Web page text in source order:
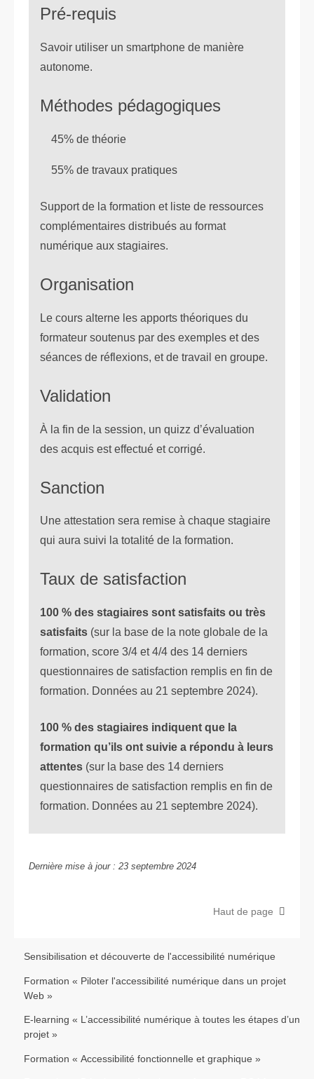
Pré-requis
Savoir utiliser un smartphone de manière
autonome.
Méthodes pédagogiques
45% de théorie
55% de travaux pratiques
Support de la formation et liste de ressources
complémentaires distribués au format
numérique aux stagiaires.
Organisation
Le cours alterne les apports théoriques du
formateur soutenus par des exemples et des
séances de réflexions, et de travail en groupe.
Validation
À la fin de la session, un quizz d’évaluation
des acquis est effectué et corrigé.
Sanction
Une attestation sera remise à chaque stagiaire
qui aura suivi la totalité de la formation.
Taux de satisfaction
100 % des stagiaires sont satisfaits ou très
satisfaits (sur la base de la note globale de la
formation, score 3/4 et 4/4 des 14 derniers
questionnaires de satisfaction remplis en fin de
formation. Données au 21 septembre 2024).
100 % des stagiaires indiquent que la
formation qu’ils ont suivie a répondu à leurs
attentes (sur la base des 14 derniers
questionnaires de satisfaction remplis en fin de
formation. Données au 21 septembre 2024).
Dernière mise à jour : 23 septembre 2024
Haut de page
Sensibilisation et découverte de l'accessibilité numérique
Formation « Piloter l'accessibilité numérique dans un projet
Web »
E-learning « L’accessibilité numérique à toutes les étapes d’un
projet »
Formation « Accessibilité fonctionnelle et graphique »